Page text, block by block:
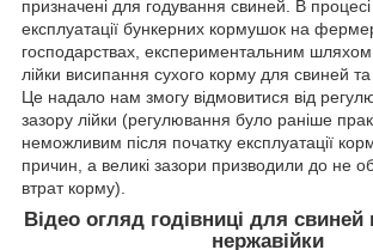
призначені для годування свиней. В
експлуатації бункерних кормушок на
господарствах, експериментальним
лійки висипання сухого корму для свиней
Це надало нам змогу відмовитися від
зазору лійки (регулювання було раніше
неможливим після початку експлуатації
причин, а великі зазори призводили до не
втрат корму).
Відео огляд годівниці для свиней
нержавійки